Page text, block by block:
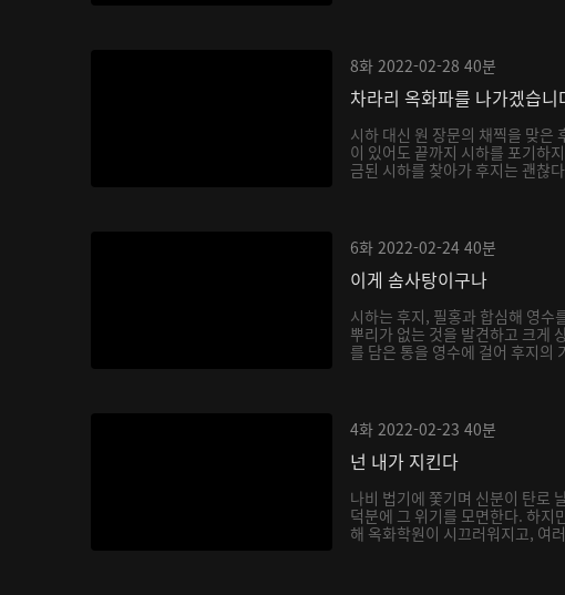
8화 2022-02-28 40분
차라리 옥화파를 나가겠습니
시하 대신 원 장문의 채찍을 맞은
이 있어도 끝까지 시하를 포기하
금된 시하를 찾아가 후지는 괜찮
6화 2022-02-24 40분
이게 솜사탕이구나
시하는 후지, 필홍과 합심해 영수
뿌리가 없는 것을 발견하고 크게
를 담은 통을 영수에 걸어 후지의
4화 2022-02-23 40분
넌 내가 지킨다
나비 법기에 쫓기며 신분이 탄로
덕분에 그 위기를 모면한다. 하지
해 옥화학원이 시끄러워지고, 여